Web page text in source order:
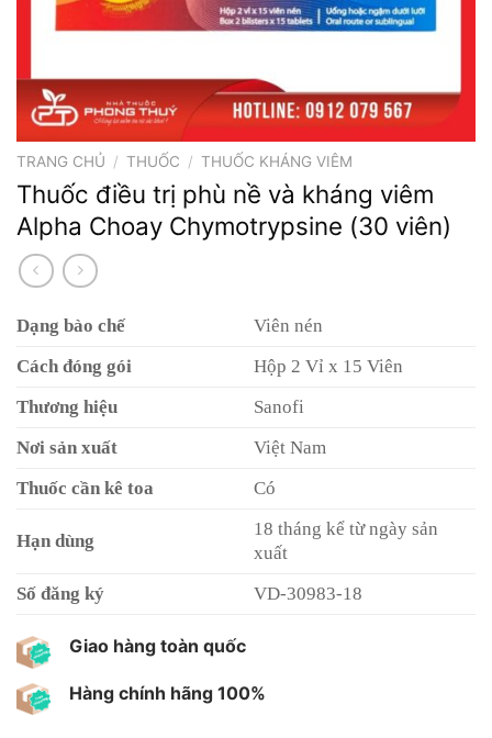
TRANG CHỦ / THUỐC / THUỐC KHÁNG VIÊM
Thuốc điều trị phù nề và kháng viêm
Alpha Choay Chymotrypsine (30 viên)
Dạng bào chế
Viên nén
Cách đóng gói
Hộp 2 Vỉ x 15 Viên
Thương hiệu
Sanofi
Nơi sản xuất
Việt Nam
Thuốc cần kê toa
Có
Hạn dùng
18 tháng kể từ ngày sản
xuất
Số đăng ký
VD-30983-18
Giao hàng toàn quốc
Hàng chính hãng 100%